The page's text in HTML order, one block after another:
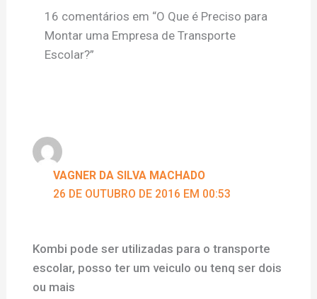
16 comentários em “O Que é Preciso para
Montar uma Empresa de Transporte
Escolar?”
VAGNER DA SILVA MACHADO
26 DE OUTUBRO DE 2016 EM 00:53
Kombi pode ser utilizadas para o transporte
escolar, posso ter um veiculo ou tenq ser dois
ou mais